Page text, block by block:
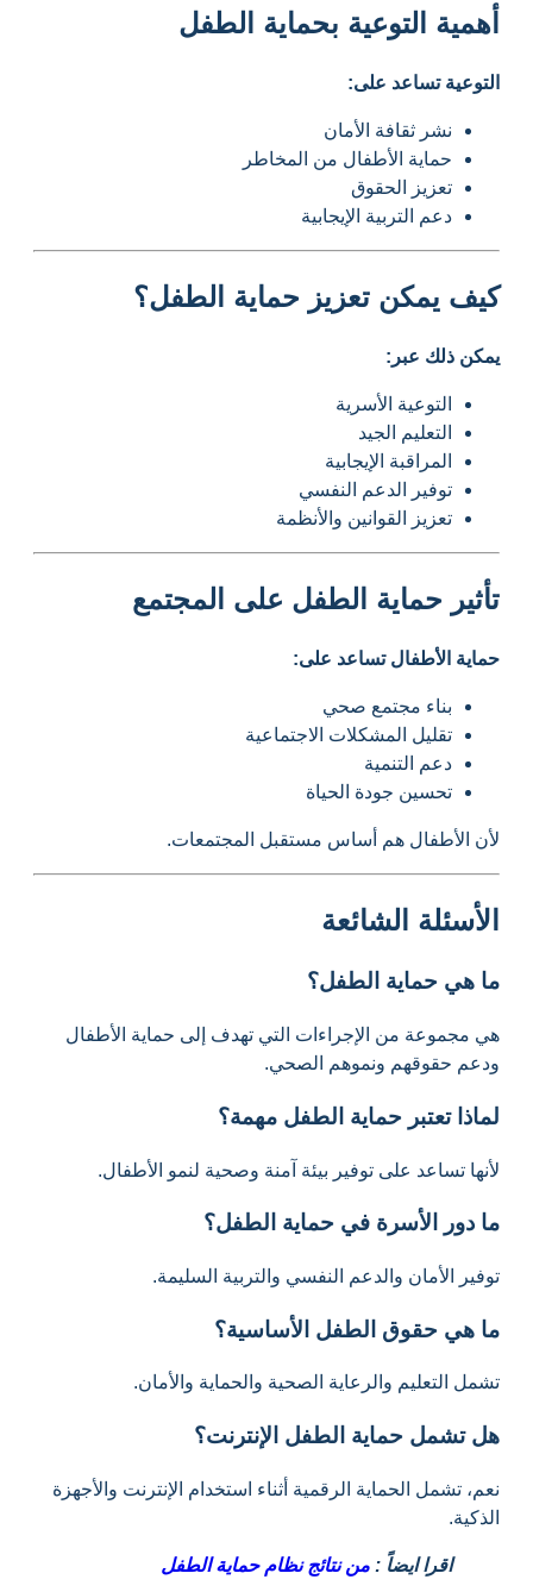
أهمية التوعية بحماية الطفل
التوعية تساعد على:
نشر ثقافة الأمان
حماية الأطفال من المخاطر
تعزيز الحقوق
دعم التربية الإيجابية
كيف يمكن تعزيز حماية الطفل؟
يمكن ذلك عبر:
التوعية الأسرية
التعليم الجيد
المراقبة الإيجابية
توفير الدعم النفسي
تعزيز القوانين والأنظمة
تأثير حماية الطفل على المجتمع
حماية الأطفال تساعد على:
بناء مجتمع صحي
تقليل المشكلات الاجتماعية
دعم التنمية
تحسين جودة الحياة
لأن الأطفال هم أساس مستقبل المجتمعات.
الأسئلة الشائعة
ما هي حماية الطفل؟
هي مجموعة من الإجراءات التي تهدف إلى حماية الأطفال
ودعم حقوقهم ونموهم الصحي.
لماذا تعتبر حماية الطفل مهمة؟
لأنها تساعد على توفير بيئة آمنة وصحية لنمو الأطفال.
ما دور الأسرة في حماية الطفل؟
توفير الأمان والدعم النفسي والتربية السليمة.
ما هي حقوق الطفل الأساسية؟
تشمل التعليم والرعاية الصحية والحماية والأمان.
هل تشمل حماية الطفل الإنترنت؟
نعم، تشمل الحماية الرقمية أثناء استخدام الإنترنت والأجهزة
الذكية.
اقرا ايضاً : من نتائج نظام حماية الطفل